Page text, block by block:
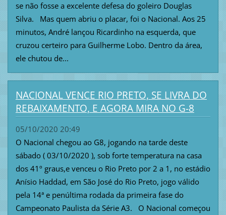
se não fosse a excelente defesa do goleiro Douglas
Silva. Mas quem abriu o placar, foi o Nacional. Aos 25
minutos, André lançou Ricardinho na esquerda, que
cruzou certeiro para Guilherme Lobo. Dentro da área,
ele chutou de...
NACIONAL VENCE RIO PRETO, SE LIVRA DO
REBAIXAMENTO, E AGORA MIRA NO G-8
05/10/2020 20:49
O Nacional chegou ao G8, jogando na tarde deste
sábado ( 03/10/2020 ), sob forte temperatura na casa
dos 41º graus,e venceu o Rio Preto por 2 a 1, no estádio
Anísio Haddad, em São José do Rio Preto, jogo válido
pela 14ª e penúltima rodada da primeira fase do
Campeonato Paulista da Série A3. O Nacional começou